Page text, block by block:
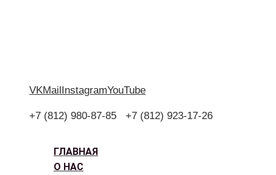
VKMailInstagramYouTube
+7 (812) 980-87-85 +7 (812) 923-17-26
ГЛАВНАЯ
О НАС